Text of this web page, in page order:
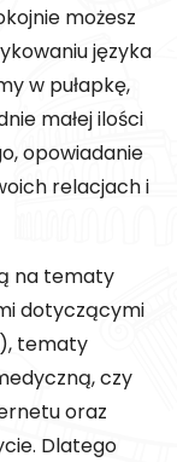
możesz
języka
w pułapkę,
małej ilości
opowiadanie
relacjach i
na tematy
dotyczącymi
), tematy
czy
oraz
Dlatego